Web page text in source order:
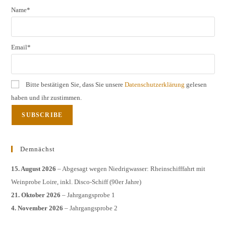
Name*
Email*
Bitte bestätigen Sie, dass Sie unsereDatenschutzerklärung gelesen
haben und ihr zustimmen.
Demnächst
15. August 2026 – Abgesagt wegen Niedrigwasser: Rheinschifffahrt mit
Weinprobe Loire, inkl. Disco-Schiff (90er Jahre)
21. Oktober 2026 – Jahrgangsprobe 1
4. November 2026 – Jahrgangsprobe 2